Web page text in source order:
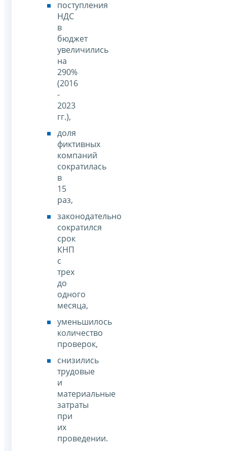
поступления
НДС
в
бюджет
увеличились
на
290%
(2016
-
2023
гг.),
доля
фиктивных
компаний
сократилась
в
15
раз,
законодательно
сократился
срок
КНП
с
трех
до
одного
месяца,
уменьшилось
количество
проверок,
снизились
трудовые
и
материальные
затраты
при
их
проведении.